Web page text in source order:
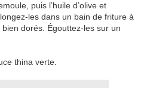
puis l’huile d’olive et
les dans un bain de friture à
bien dorés. Égouttez-les sur un
thina verte.